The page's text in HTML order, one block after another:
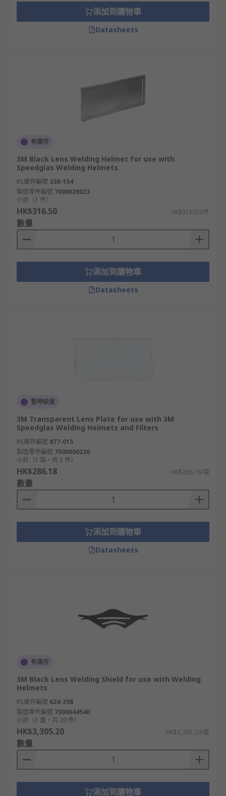
添加到購物車
Datasheets
有庫存
3M Black Lens Welding Helmet for use with
Speedglas Welding Helmets
RS庫存編號 338-154
製造零件編號 7000028023
小計（1 件）
HK$316.50 HK$316.50/件
數量
添加到購物車
Datasheets
暫時缺貨
3M Transparent Lens Plate for use with 3M
Speedglas Welding Helmets and Filters
RS庫存編號 877-015
製造零件編號 7000000226
小計（1 袋，共 5 件）
HK$286.18 HK$286.18/袋
數量
添加到購物車
Datasheets
有庫存
3M Black Lens Welding Shield for use with Welding
Helmets
RS庫存編號 624-298
製造零件編號 7000044540
小計（1 盒，共 20 件）
HK$3,305.20 HK$3,305.20/盒
數量
添加到購物車